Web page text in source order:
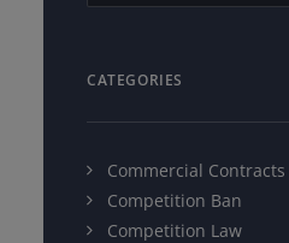
CATEGORIES
Commercial Contracts
Competition Ban
Competition Law